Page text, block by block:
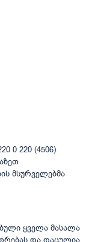
0 220 (4506)
მსურველებმა
ყველა მასალა